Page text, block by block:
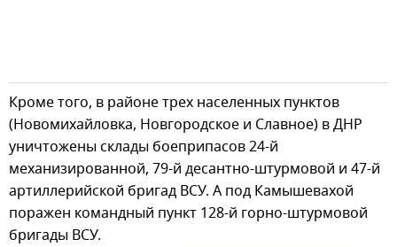
Кроме того, в районе трех населенных пунктов
(Новомихайловка, Новгородское и Славное) в ДНР
уничтожены склады боеприпасов 24-й
механизированной, 79-й десантно-штурмовой и 47-й
артиллерийской бригад ВСУ. А под Камышевахой
поражен командный пункт 128-й горно-штурмовой
бригады ВСУ.